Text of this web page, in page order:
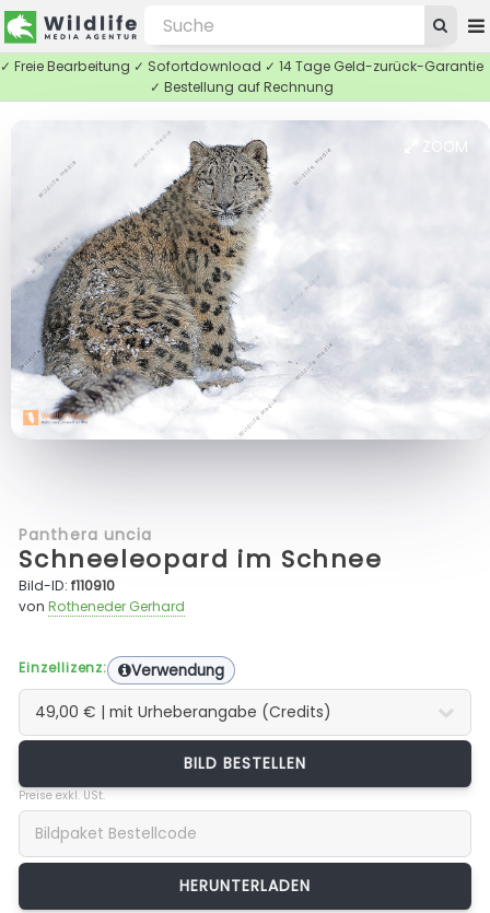
✓ Freie Bearbeitung ✓ Sofortdownload ✓ 14 Tage Geld-zurück-Garantie
✓ Bestellung auf Rechnung
ZOOM
Panthera uncia
Schneeleopard im Schnee
Bild-ID:f110910
vonRotheneder Gerhard
Einzellizenz: Verwendung
BILD BESTELLEN
Preise exkl. USt.